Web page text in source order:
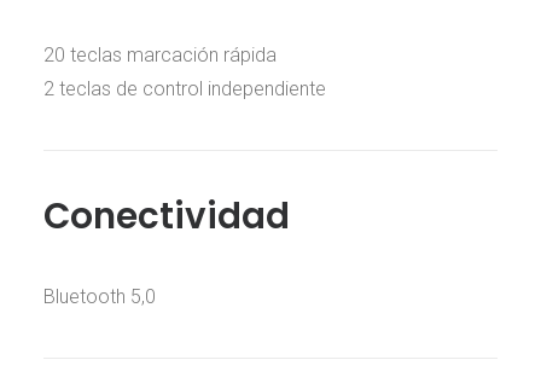
20 teclas marcación rápida
2 teclas de control independiente
Conectividad
Bluetooth 5,0